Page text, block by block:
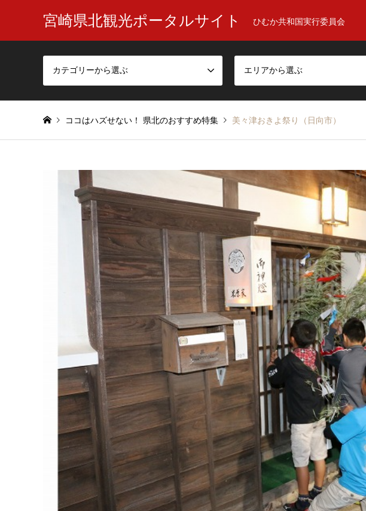
宮崎県北観光ポータルサイト ひむか共和国実行委員会
カテゴリーから選ぶ エリアから選ぶ
ココはハズせない！ 県北のおすすめ特集 美々津おきよ祭り（日向市）